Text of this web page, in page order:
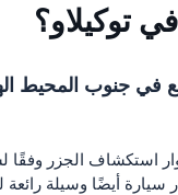
توكيلاو؟
يقع في جنوب
استكشاف الجزر
سيارة أيضًا وسيلة